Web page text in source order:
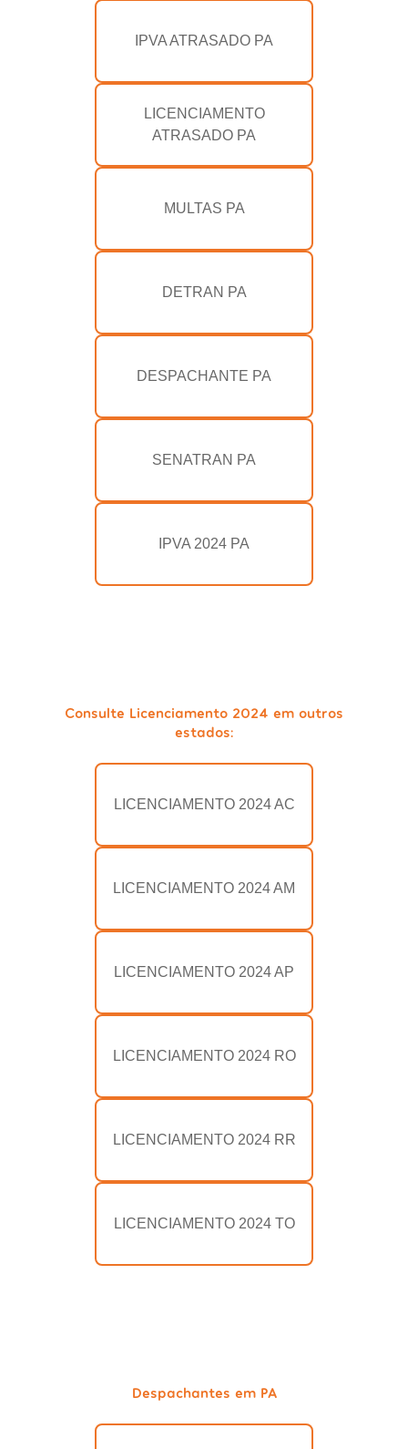
IPVA ATRASADO PA
LICENCIAMENTO
ATRASADO PA
MULTAS PA
DETRAN PA
DESPACHANTE PA
SENATRAN PA
IPVA 2024 PA
Consulte Licenciamento 2024 em outros
estados:
LICENCIAMENTO 2024 AC
LICENCIAMENTO 2024 AM
LICENCIAMENTO 2024 AP
LICENCIAMENTO 2024 RO
LICENCIAMENTO 2024 RR
LICENCIAMENTO 2024 TO
Despachantes em PA